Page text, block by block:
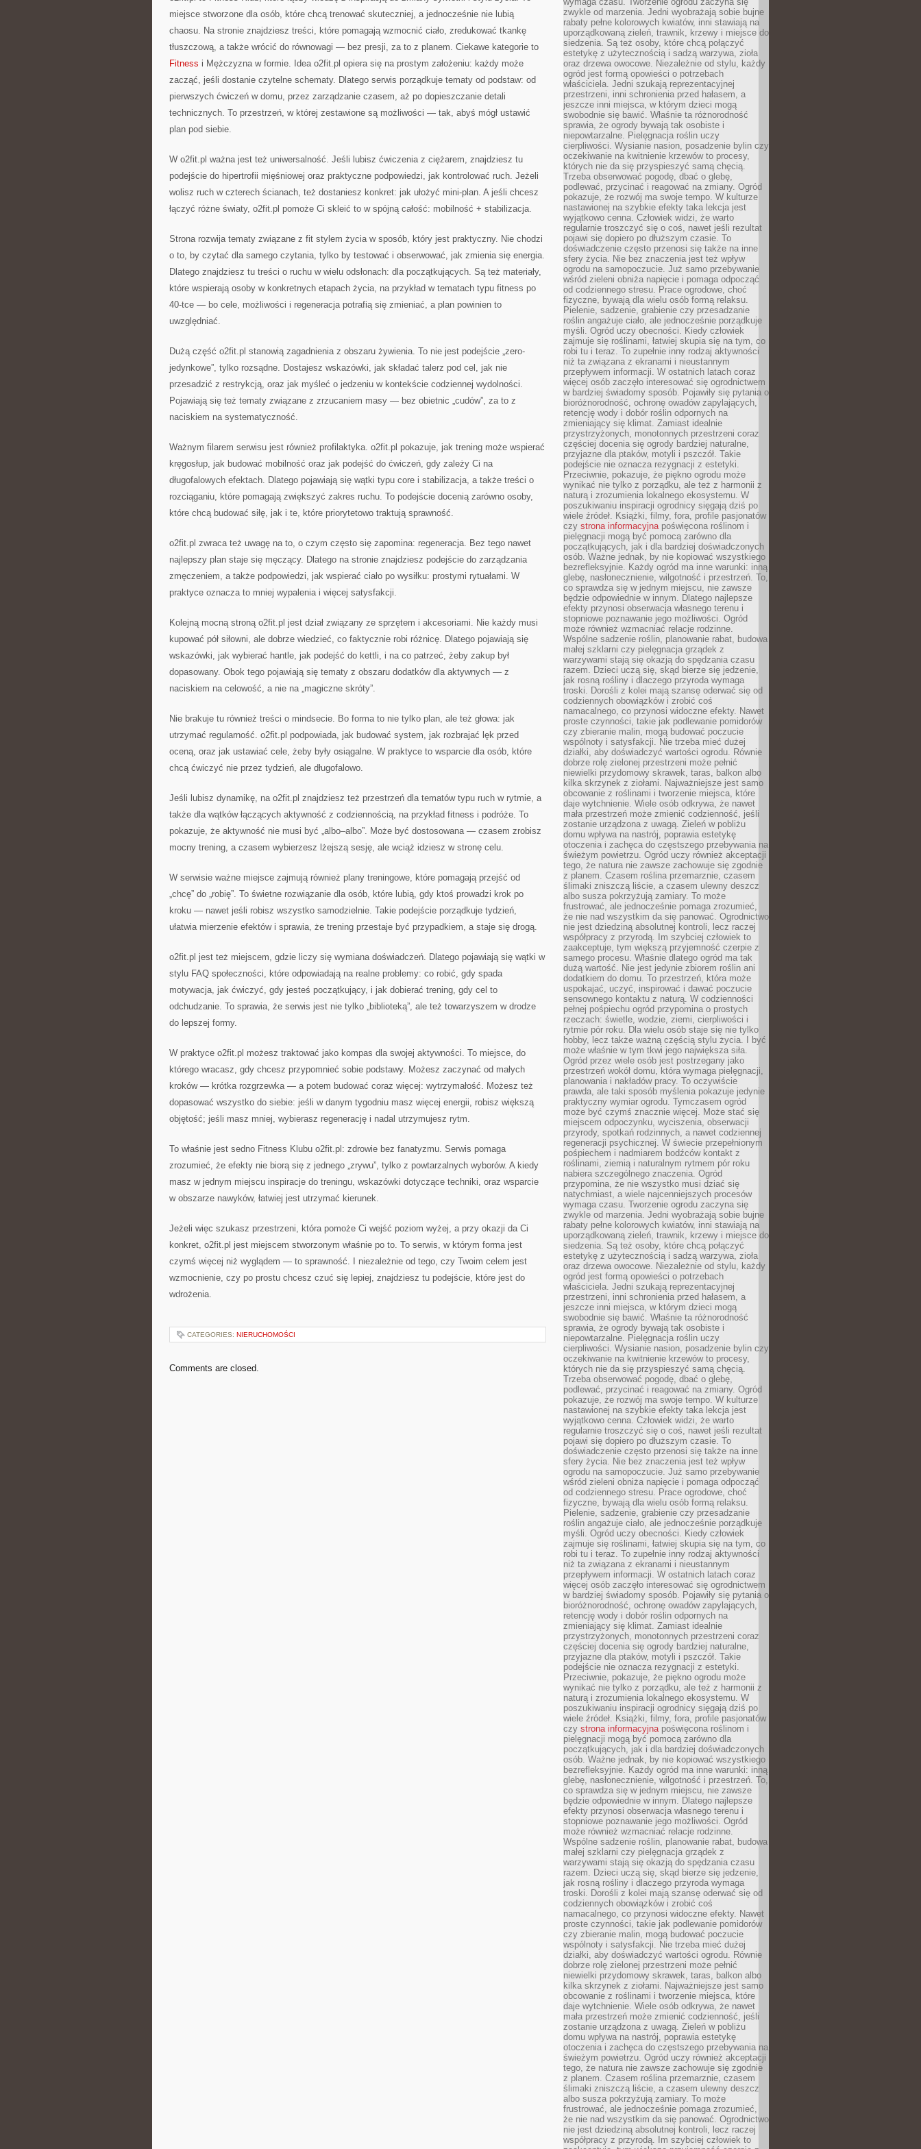
miejsce stworzone dla osób, które chcą trenować skuteczniej, a jednocześnie nie lubią
chaosu. Na stronie znajdziesz treści, które pomagają wzmocnić ciało, zredukować tkankę
tłuszczową, a także wrócić do równowagi — bez presji, za to z planem. Ciekawe kategorie to
Fitness i Mężczyzna w formie. Idea o2fit.pl opiera się na prostym założeniu: każdy może
zacząć, jeśli dostanie czytelne schematy. Dlatego serwis porządkuje tematy od podstaw: od
pierwszych ćwiczeń w domu, przez zarządzanie czasem, aż po dopieszczanie detali
technicznych. To przestrzeń, w której zestawione są możliwości — tak, abyś mógł ustawić
plan pod siebie.
W o2fit.pl ważna jest też uniwersalność. Jeśli lubisz ćwiczenia z ciężarem, znajdziesz tu
podejście do hipertrofii mięśniowej oraz praktyczne podpowiedzi, jak kontrolować ruch. Jeżeli
wolisz ruch w czterech ścianach, też dostaniesz konkret: jak ułożyć mini-plan. A jeśli chcesz
łączyć różne światy, o2fit.pl pomoże Ci skleić to w spójną całość: mobilność + stabilizacja.
Strona rozwija tematy związane z fit stylem życia w sposób, który jest praktyczny. Nie chodzi
o to, by czytać dla samego czytania, tylko by testować i obserwować, jak zmienia się energia.
Dlatego znajdziesz tu treści o ruchu w wielu odsłonach: dla początkujących. Są też materiały,
które wspierają osoby w konkretnych etapach życia, na przykład w tematach typu fitness po
40-tce — bo cele, możliwości i regeneracja potrafią się zmieniać, a plan powinien to
uwzględniać.
Dużą część o2fit.pl stanowią zagadnienia z obszaru żywienia. To nie jest podejście „zero-
jedynkowe”, tylko rozsądne. Dostajesz wskazówki, jak składać talerz pod cel, jak nie
przesadzić z restrykcją, oraz jak myśleć o jedzeniu w kontekście codziennej wydolności.
Pojawiają się też tematy związane z zrzucaniem masy — bez obietnic „cudów”, za to z
naciskiem na systematyczność.
Ważnym filarem serwisu jest również profilaktyka. o2fit.pl pokazuje, jak trening może wspierać
kręgosłup, jak budować mobilność oraz jak podejść do ćwiczeń, gdy zależy Ci na
długofalowych efektach. Dlatego pojawiają się wątki typu core i stabilizacja, a także treści o
rozciąganiu, które pomagają zwiększyć zakres ruchu. To podejście docenią zarówno osoby,
które chcą budować siłę, jak i te, które priorytetowo traktują sprawność.
o2fit.pl zwraca też uwagę na to, o czym często się zapomina: regeneracja. Bez tego nawet
najlepszy plan staje się męczący. Dlatego na stronie znajdziesz podejście do zarządzania
zmęczeniem, a także podpowiedzi, jak wspierać ciało po wysiłku: prostymi rytuałami. W
praktyce oznacza to mniej wypalenia i więcej satysfakcji.
Kolejną mocną stroną o2fit.pl jest dział związany ze sprzętem i akcesoriami. Nie każdy musi
kupować pół siłowni, ale dobrze wiedzieć, co faktycznie robi różnicę. Dlatego pojawiają się
wskazówki, jak wybierać hantle, jak podejść do kettli, i na co patrzeć, żeby zakup był
dopasowany. Obok tego pojawiają się tematy z obszaru dodatków dla aktywnych — z
naciskiem na celowość, a nie na „magiczne skróty”.
Nie brakuje tu również treści o mindsecie. Bo forma to nie tylko plan, ale też głowa: jak
utrzymać regularność. o2fit.pl podpowiada, jak budować system, jak rozbrajać lęk przed
oceną, oraz jak ustawiać cele, żeby były osiągalne. W praktyce to wsparcie dla osób, które
chcą ćwiczyć nie przez tydzień, ale długofalowo.
Jeśli lubisz dynamikę, na o2fit.pl znajdziesz też przestrzeń dla tematów typu ruch w rytmie, a
także dla wątków łączących aktywność z codziennością, na przykład fitness i podróże. To
pokazuje, że aktywność nie musi być „albo–albo”. Może być dostosowana — czasem zrobisz
mocny trening, a czasem wybierzesz lżejszą sesję, ale wciąż idziesz w stronę celu.
W serwisie ważne miejsce zajmują również plany treningowe, które pomagają przejść od
„chcę” do „robię”. To świetne rozwiązanie dla osób, które lubią, gdy ktoś prowadzi krok po
kroku — nawet jeśli robisz wszystko samodzielnie. Takie podejście porządkuje tydzień,
ułatwia mierzenie efektów i sprawia, że trening przestaje być przypadkiem, a staje się drogą.
o2fit.pl jest też miejscem, gdzie liczy się wymiana doświadczeń. Dlatego pojawiają się wątki w
stylu FAQ społeczności, które odpowiadają na realne problemy: co robić, gdy spada
motywacja, jak ćwiczyć, gdy jesteś początkujący, i jak dobierać trening, gdy cel to
odchudzanie. To sprawia, że serwis jest nie tylko „biblioteką”, ale też towarzyszem w drodze
do lepszej formy.
W praktyce o2fit.pl możesz traktować jako kompas dla swojej aktywności. To miejsce, do
którego wracasz, gdy chcesz przypomnieć sobie podstawy. Możesz zaczynać od małych
kroków — krótka rozgrzewka — a potem budować coraz więcej: wytrzymałość. Możesz też
dopasować wszystko do siebie: jeśli w danym tygodniu masz więcej energii, robisz większą
objętość; jeśli masz mniej, wybierasz regenerację i nadal utrzymujesz rytm.
To właśnie jest sedno Fitness Klubu o2fit.pl: zdrowie bez fanatyzmu. Serwis pomaga
zrozumieć, że efekty nie biorą się z jednego „zrywu”, tylko z powtarzalnych wyborów. A kiedy
masz w jednym miejscu inspiracje do treningu, wskazówki dotyczące techniki, oraz wsparcie
w obszarze nawyków, łatwiej jest utrzymać kierunek.
Jeżeli więc szukasz przestrzeni, która pomoże Ci wejść poziom wyżej, a przy okazji da Ci
konkret, o2fit.pl jest miejscem stworzonym właśnie po to. To serwis, w którym forma jest
czymś więcej niż wyglądem — to sprawność. I niezależnie od tego, czy Twoim celem jest
wzmocnienie, czy po prostu chcesz czuć się lepiej, znajdziesz tu podejście, które jest do
wdrożenia.
CATEGORIES: NIERUCHOMOŚCI
Comments are closed.
zwykle od marzenia. Jedni wyobrażają sobie bujne
rabaty pełne kolorowych kwiatów, inni stawiają na
uporządkowaną zieleń, trawnik, krzewy i miejsce do
siedzenia. Są też osoby, które chcą połączyć
estetykę z użytecznością i sadzą warzywa, zioła
oraz drzewa owocowe. Niezależnie od stylu, każdy
ogród jest formą opowieści o potrzebach
właściciela. Jedni szukają reprezentacyjnej
przestrzeni, inni schronienia przed hałasem, a
jeszcze inni miejsca, w którym dzieci mogą
swobodnie się bawić. Właśnie ta różnorodność
sprawia, że ogrody bywają tak osobiste i
niepowtarzalne. Pielęgnacja roślin uczy
cierpliwości. Wysianie nasion, posadzenie bylin czy
oczekiwanie na kwitnienie krzewów to procesy,
których nie da się przyspieszyć samą chęcią.
Trzeba obserwować pogodę, dbać o glebę,
podlewać, przycinać i reagować na zmiany. Ogród
pokazuje, że rozwój ma swoje tempo. W kulturze
nastawionej na szybkie efekty taka lekcja jest
wyjątkowo cenna. Człowiek widzi, że warto
regularnie troszczyć się o coś, nawet jeśli rezultat
pojawi się dopiero po dłuższym czasie. To
doświadczenie często przenosi się także na inne
sfery życia. Nie bez znaczenia jest też wpływ
ogrodu na samopoczucie. Już samo przebywanie
wśród zieleni obniża napięcie i pomaga odpocząć
od codziennego stresu. Prace ogrodowe, choć
fizyczne, bywają dla wielu osób formą relaksu.
Pielenie, sadzenie, grabienie czy przesadzanie
roślin angażuje ciało, ale jednocześnie porządkuje
myśli. Ogród uczy obecności. Kiedy człowiek
zajmuje się roślinami, łatwiej skupia się na tym, co
robi tu i teraz. To zupełnie inny rodzaj aktywności
niż ta związana z ekranami i nieustannym
przepływem informacji. W ostatnich latach coraz
więcej osób zaczęło interesować się ogrodnictwem
w bardziej świadomy sposób. Pojawiły się pytania o
bioróżnorodność, ochronę owadów zapylających,
retencję wody i dobór roślin odpornych na
zmieniający się klimat. Zamiast idealnie
przystrzyżonych, monotonnych przestrzeni coraz
częściej docenia się ogrody bardziej naturalne,
przyjazne dla ptaków, motyli i pszczół. Takie
podejście nie oznacza rezygnacji z estetyki.
Przeciwnie, pokazuje, że piękno ogrodu może
wynikać nie tylko z porządku, ale też z harmonii z
naturą i zrozumienia lokalnego ekosystemu. W
poszukiwaniu inspiracji ogrodnicy sięgają dziś po
wiele źródeł. Książki, filmy, fora, profile pasjonatów
czy strona informacyjnapoświęcona roślinom i
pielęgnacji mogą być pomocą zarówno dla
początkujących, jak i dla bardziej doświadczonych
osób. Ważne jednak, by nie kopiować wszystkiego
bezrefleksyjnie. Każdy ogród ma inne warunki: inną
glebę, nasłonecznienie, wilgotność i przestrzeń. To,
co sprawdza się w jednym miejscu, nie zawsze
będzie odpowiednie w innym. Dlatego najlepsze
efekty przynosi obserwacja własnego terenu i
stopniowe poznawanie jego możliwości. Ogród
może również wzmacniać relacje rodzinne.
Wspólne sadzenie roślin, planowanie rabat, budowa
małej szklarni czy pielęgnacja grządek z
warzywami stają się okazją do spędzania czasu
razem. Dzieci uczą się, skąd bierze się jedzenie,
jak rosną rośliny i dlaczego przyroda wymaga
troski. Dorośli z kolei mają szansę oderwać się od
codziennych obowiązków i zrobić coś
namacalnego, co przynosi widoczne efekty. Nawet
proste czynności, takie jak podlewanie pomidorów
czy zbieranie malin, mogą budować poczucie
wspólnoty i satysfakcji. Nie trzeba mieć dużej
działki, aby doświadczyć wartości ogrodu. Równie
dobrze rolę zielonej przestrzeni może pełnić
niewielki przydomowy skrawek, taras, balkon albo
kilka skrzynek z ziołami. Najważniejsze jest samo
obcowanie z roślinami i tworzenie miejsca, które
daje wytchnienie. Wiele osób odkrywa, że nawet
mała przestrzeń może zmienić codzienność, jeśli
zostanie urządzona z uwagą. Zieleń w pobliżu
domu wpływa na nastrój, poprawia estetykę
otoczenia i zachęca do częstszego przebywania na
świeżym powietrzu. Ogród uczy również akceptacji
tego, że natura nie zawsze zachowuje się zgodnie
z planem. Czasem roślina przemarznie, czasem
ślimaki zniszczą liście, a czasem ulewny deszcz
albo susza pokrzyżują zamiary. To może
frustrować, ale jednocześnie pomaga zrozumieć,
że nie nad wszystkim da się panować. Ogrodnictwo
nie jest dziedziną absolutnej kontroli, lecz raczej
współpracy z przyrodą. Im szybciej człowiek to
zaakceptuje, tym większą przyjemność czerpie z
samego procesu. Właśnie dlatego ogród ma tak
dużą wartość. Nie jest jedynie zbiorem roślin ani
dodatkiem do domu. To przestrzeń, która może
uspokajać, uczyć, inspirować i dawać poczucie
sensownego kontaktu z naturą. W codzienności
pełnej pośpiechu ogród przypomina o prostych
rzeczach: świetle, wodzie, ziemi, cierpliwości i
rytmie pór roku. Dla wielu osób staje się nie tylko
hobby, lecz także ważną częścią stylu życia. I być
może właśnie w tym tkwi jego największa siła.
Ogród przez wiele osób jest postrzegany jako
przestrzeń wokół domu, która wymaga pielęgnacji,
planowania i nakładów pracy. To oczywiście
prawda, ale taki sposób myślenia pokazuje jedynie
praktyczny wymiar ogrodu. Tymczasem ogród
może być czymś znacznie więcej. Może stać się
miejscem odpoczynku, wyciszenia, obserwacji
przyrody, spotkań rodzinnych, a nawet codziennej
regeneracji psychicznej. W świecie przepełnionym
pośpiechem i nadmiarem bodźców kontakt z
roślinami, ziemią i naturalnym rytmem pór roku
nabiera szczególnego znaczenia. Ogród
przypomina, że nie wszystko musi dziać się
natychmiast, a wiele najcenniejszych procesów
wymaga czasu. Tworzenie ogrodu zaczyna się
zwykle od marzenia. Jedni wyobrażają sobie bujne
rabaty pełne kolorowych kwiatów, inni stawiają na
uporządkowaną zieleń, trawnik, krzewy i miejsce do
siedzenia. Są też osoby, które chcą połączyć
estetykę z użytecznością i sadzą warzywa, zioła
oraz drzewa owocowe. Niezależnie od stylu, każdy
ogród jest formą opowieści o potrzebach
właściciela. Jedni szukają reprezentacyjnej
przestrzeni, inni schronienia przed hałasem, a
jeszcze inni miejsca, w którym dzieci mogą
swobodnie się bawić. Właśnie ta różnorodność
sprawia, że ogrody bywają tak osobiste i
niepowtarzalne. Pielęgnacja roślin uczy
cierpliwości. Wysianie nasion, posadzenie bylin czy
oczekiwanie na kwitnienie krzewów to procesy,
których nie da się przyspieszyć samą chęcią.
Trzeba obserwować pogodę, dbać o glebę,
podlewać, przycinać i reagować na zmiany. Ogród
pokazuje, że rozwój ma swoje tempo. W kulturze
nastawionej na szybkie efekty taka lekcja jest
wyjątkowo cenna. Człowiek widzi, że warto
regularnie troszczyć się o coś, nawet jeśli rezultat
pojawi się dopiero po dłuższym czasie. To
doświadczenie często przenosi się także na inne
sfery życia. Nie bez znaczenia jest też wpływ
ogrodu na samopoczucie. Już samo przebywanie
wśród zieleni obniża napięcie i pomaga odpocząć
od codziennego stresu. Prace ogrodowe, choć
fizyczne, bywają dla wielu osób formą relaksu.
Pielenie, sadzenie, grabienie czy przesadzanie
roślin angażuje ciało, ale jednocześnie porządkuje
myśli. Ogród uczy obecności. Kiedy człowiek
zajmuje się roślinami, łatwiej skupia się na tym, co
robi tu i teraz. To zupełnie inny rodzaj aktywności
niż ta związana z ekranami i nieustannym
przepływem informacji. W ostatnich latach coraz
więcej osób zaczęło interesować się ogrodnictwem
w bardziej świadomy sposób. Pojawiły się pytania o
bioróżnorodność, ochronę owadów zapylających,
retencję wody i dobór roślin odpornych na
zmieniający się klimat. Zamiast idealnie
przystrzyżonych, monotonnych przestrzeni coraz
częściej docenia się ogrody bardziej naturalne,
przyjazne dla ptaków, motyli i pszczół. Takie
podejście nie oznacza rezygnacji z estetyki.
Przeciwnie, pokazuje, że piękno ogrodu może
wynikać nie tylko z porządku, ale też z harmonii z
naturą i zrozumienia lokalnego ekosystemu. W
poszukiwaniu inspiracji ogrodnicy sięgają dziś po
wiele źródeł. Książki, filmy, fora, profile pasjonatów
czy strona informacyjnapoświęcona roślinom i
pielęgnacji mogą być pomocą zarówno dla
początkujących, jak i dla bardziej doświadczonych
osób. Ważne jednak, by nie kopiować wszystkiego
bezrefleksyjnie. Każdy ogród ma inne warunki: inną
glebę, nasłonecznienie, wilgotność i przestrzeń. To,
co sprawdza się w jednym miejscu, nie zawsze
będzie odpowiednie w innym. Dlatego najlepsze
efekty przynosi obserwacja własnego terenu i
stopniowe poznawanie jego możliwości. Ogród
może również wzmacniać relacje rodzinne.
Wspólne sadzenie roślin, planowanie rabat, budowa
małej szklarni czy pielęgnacja grządek z
warzywami stają się okazją do spędzania czasu
razem. Dzieci uczą się, skąd bierze się jedzenie,
jak rosną rośliny i dlaczego przyroda wymaga
troski. Dorośli z kolei mają szansę oderwać się od
codziennych obowiązków i zrobić coś
namacalnego, co przynosi widoczne efekty. Nawet
proste czynności, takie jak podlewanie pomidorów
czy zbieranie malin, mogą budować poczucie
wspólnoty i satysfakcji. Nie trzeba mieć dużej
działki, aby doświadczyć wartości ogrodu. Równie
dobrze rolę zielonej przestrzeni może pełnić
niewielki przydomowy skrawek, taras, balkon albo
kilka skrzynek z ziołami. Najważniejsze jest samo
obcowanie z roślinami i tworzenie miejsca, które
daje wytchnienie. Wiele osób odkrywa, że nawet
mała przestrzeń może zmienić codzienność, jeśli
zostanie urządzona z uwagą. Zieleń w pobliżu
domu wpływa na nastrój, poprawia estetykę
otoczenia i zachęca do częstszego przebywania na
świeżym powietrzu. Ogród uczy również akceptacji
tego, że natura nie zawsze zachowuje się zgodnie
z planem. Czasem roślina przemarznie, czasem
ślimaki zniszczą liście, a czasem ulewny deszcz
albo susza pokrzyżują zamiary. To może
frustrować, ale jednocześnie pomaga zrozumieć,
że nie nad wszystkim da się panować. Ogrodnictwo
nie jest dziedziną absolutnej kontroli, lecz raczej
współpracy z przyrodą. Im szybciej człowiek to